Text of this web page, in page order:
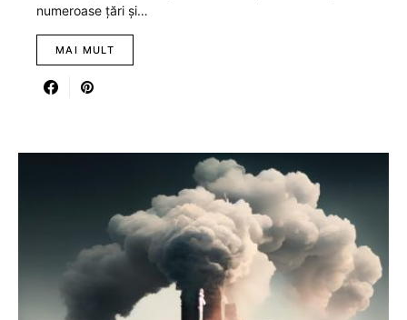
numeroase țări și…
MAI MULT